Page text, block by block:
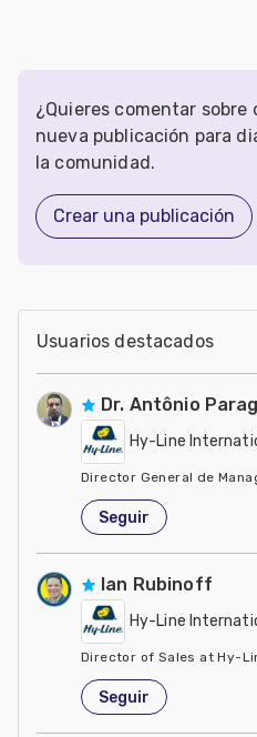
¿Quieres comentar sobre
nueva publicación para
la comunidad.
Crear una publicación
Usuarios destacados
Dr. Antônio
Hy-Line
Estados Unidos de
Seguir
Ian Rubinoff
Hy-Line
Director of Sales at Hy-
Estados Unidos de
Seguir